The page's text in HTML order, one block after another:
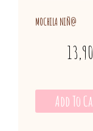
MOCHILA NIÑ@
13,90
Add To